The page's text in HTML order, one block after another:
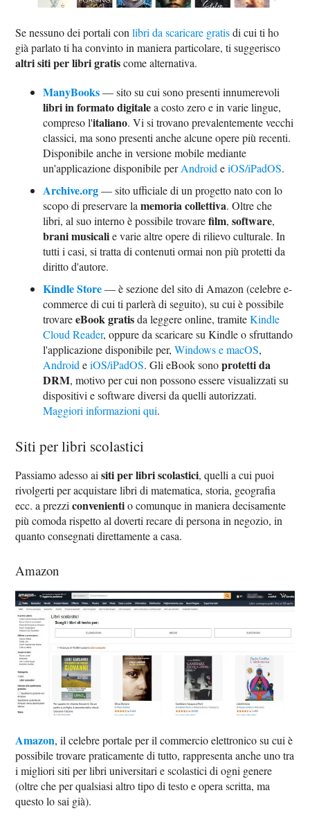
Se nessuno dei portali conlibri da scaricare gratisdi cui ti ho
già parlato ti ha convinto in maniera particolare, ti suggerisco
altri siti per libri gratiscome alternativa.
ManyBooks— sito su cui sono presenti innumerevoli
libri in formato digitalea costo zero e in varie lingue,
compreso l'italiano. Vi si trovano prevalentemente vecchi
classici, ma sono presenti anche alcune opere più recenti.
Disponibile anche in versione mobile mediante
un'applicazione disponibile perAndroid eiOS/iPadOS.
Archive.org— sito ufficiale di un progetto nato con lo
scopo di preservare lamemoria collettiva. Oltre che
libri, al suo interno è possibile trovarefilm,software,
brani musicalie varie altre opere di rilievo culturale. In
tutti i casi, si tratta di contenuti ormai non più protetti da
diritto d'autore.
Kindle Store— è sezione del sito di Amazon (celebre e-
commerce di cui ti parlerà di seguito), su cui è possibile
trovareeBook gratisda leggere online, tramiteKindle
Cloud Reader, oppure da scaricare su Kindle o sfruttando
l'applicazione disponibile per,Windows e macOS,
Android eiOS/iPadOS. Gli eBook sonoprotetti da
DRM, motivo per cui non possono essere visualizzati su
dispositivi e software diversi da quelli autorizzati.
Maggiori informazioni qui.
Siti per libri scolastici
Passiamo adesso aisiti per libri scolastici, quelli a cui puoi
rivolgerti per acquistare libri di matematica, storia, geografia
ecc. a prezziconvenientio comunque in maniera decisamente
più comoda rispetto al doverti recare di persona in negozio, in
quanto consegnati direttamente a casa.
Amazon
Amazon, il celebre portale per il commercio elettronico su cui è
possibile trovare praticamente di tutto, rappresenta anche uno tra
i migliori siti per libri universitari e scolastici di ogni genere
(oltre che per qualsiasi altro tipo di testo e opera scritta, ma
questo lo sai già).